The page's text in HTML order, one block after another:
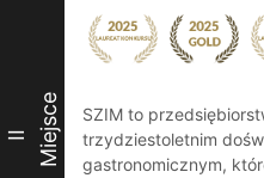
II Miejsce
SZIM to
trzydziestoletnim
gastronomicznym,